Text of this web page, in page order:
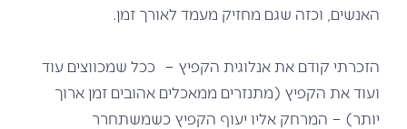
האנשים, וכזה שגם מחזיק מעמד לאורך זמן.
הזכרתי קודם את אנלוגית הקפיץ – ככל שמכווצים עוד
ועוד את הקפיץ (מתנזרים ממאכלים אהובים זמן ארוך
יותר) – המרחק אליו יעוף הקפיץ כשמשתחרר